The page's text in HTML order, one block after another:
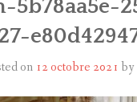
on 12 octobre 2021 by